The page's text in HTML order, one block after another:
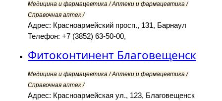
Медицина и фармацевтика / Аптеки и фармацевтика /
Справочная аптек /
Адрес: Красноармейский просп., 131, Барнаул
Телефон: +7 (3852) 63-50-00,
Фитоконтинент Благовещенск
Медицина и фармацевтика / Аптеки и фармацевтика /
Справочная аптек /
Адрес: Красноармейская ул., 123, Благовещенск